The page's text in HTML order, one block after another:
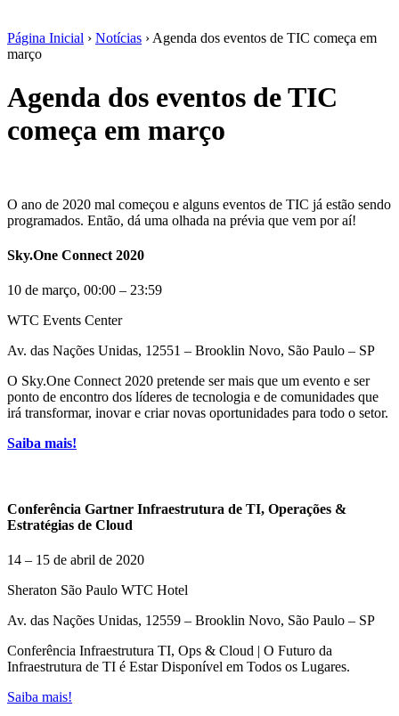
Página Inicial › Notícias › Agenda dos eventos de TIC começa em
março
Agenda dos eventos de TIC
começa em março
O ano de 2020 mal começou e alguns eventos de TIC já estão sendo
programados. Então, dá uma olhada na prévia que vem por aí!
Sky.One Connect 2020
10 de março, 00:00 – 23:59
WTC Events Center
Av. das Nações Unidas, 12551 – Brooklin Novo, São Paulo – SP
O Sky.One Connect 2020 pretende ser mais que um evento e ser
ponto de encontro dos líderes de tecnologia e de comunidades que
irá transformar, inovar e criar novas oportunidades para todo o setor.
Saiba mais!
Conferência Gartner Infraestrutura de TI, Operações &
Estratégias de Cloud
14 – 15 de abril de 2020
Sheraton São Paulo WTC Hotel
Av. das Nações Unidas, 12559 – Brooklin Novo, São Paulo – SP
Conferência Infraestrutura TI, Ops & Cloud | O Futuro da
Infraestrutura de TI é Estar Disponível em Todos os Lugares.
Saiba mais!